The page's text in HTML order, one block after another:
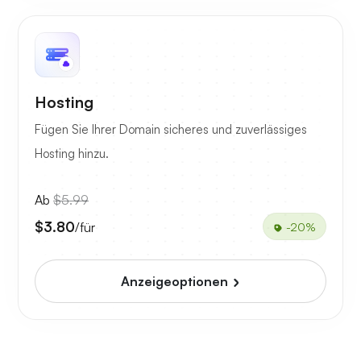
Hosting
Fügen Sie Ihrer Domain sicheres und zuverlässiges
Hosting hinzu.
Ab $5.99
$3.80/für -20%
Anzeigeoptionen